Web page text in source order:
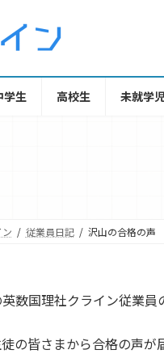
学生 高校生 未就学
従業員日記 沢山の合格の声
数国理社クライン従業員
の皆さまから合格の声が